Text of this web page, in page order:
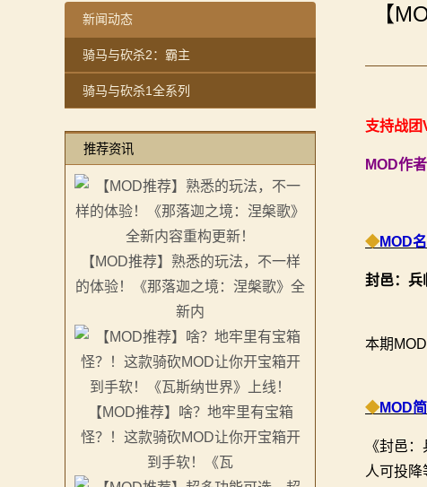
【MOD精选】重生之我在卡拉迪亚当剑修！《修仙·飞剑》让
【MOD精选】古典时代大舞台！有兵有将你就来！《公元
【MOD精选】和几十号兄弟开黑攻城！《一起霸主》让你告
【MOD精选】别人砍杀打仗，我在朝堂玩派系博弈！《内战
【MOD精选】告别流浪征战，亲手打造你的营地！《建立家
【MOD精选】方旗直接原地坐牢！我的罗多克回来啦！《罗
深切缅怀“骑砍之母”——ipek Yavuz女士
【MOD推荐】熟悉的玩法，不一样的体验！《那落迦之境：
【MOD精选】重生之我在卡拉迪亚当剑修！《修仙·飞剑》让
【MOD精选】古典时代大舞台！有兵有将你就来！《公元
【MOD精选】别人砍杀打仗，我在朝堂玩派系博弈！《内战
【MOD精选】告别流浪征战，亲手打造你的营地！《建立家
骑砍2《战帆》v1.2.7与本体v1.4.7正式版更新日志
新闻动态
骑马与砍杀2：霸主
骑马与砍杀1全系列
推荐资讯
【MOD推荐】熟悉的玩法，不一样
的体验！《那落迦之境：涅槃歌》全
新内
【MOD推荐】啥？地牢里有宝箱
怪？！这款骑砍MOD让你开宝箱开
到手软！《瓦
【
支持战团
MOD作者
◆MOD
封邑：兵
本期
◆MOD
《封邑
人可投